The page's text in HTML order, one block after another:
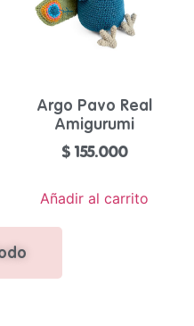
Argo Pavo Real
Amigurumi
$ 155.000
Añadir al carrito